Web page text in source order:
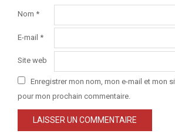
Nom *
E-mail *
Site web
Enregistrer mon nom, mon e-mail et mon
pour mon prochain commentaire.